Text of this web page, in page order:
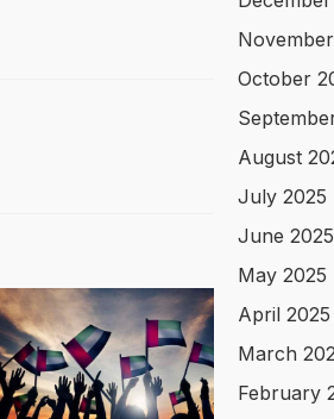
October
August
July 2025
June 2025
May 2025
April 2025
March
February